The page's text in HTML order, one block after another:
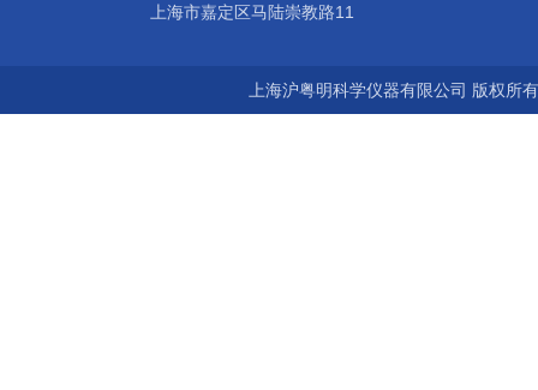
上海市嘉定区马陆崇教路11
上海沪粤明科学仪器有限公司 版权所